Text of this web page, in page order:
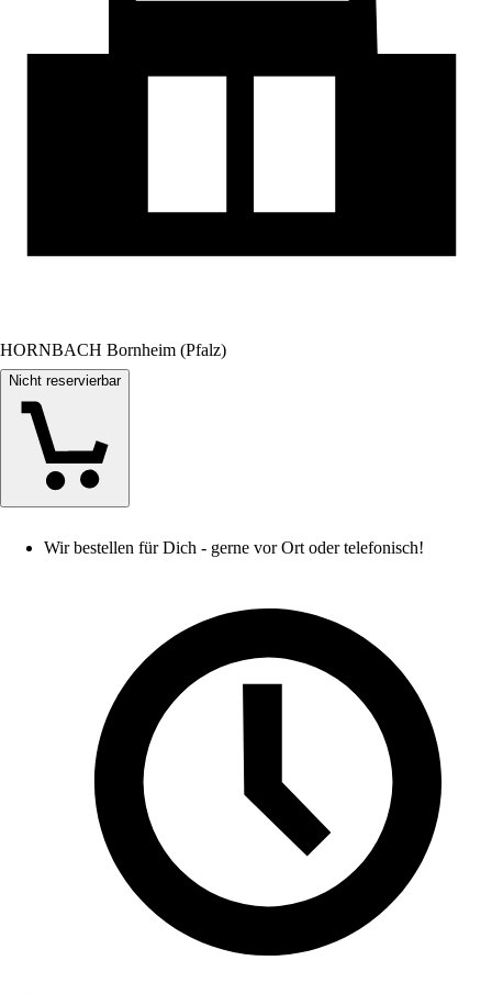
HORNBACH Bornheim (Pfalz)
Nicht reservierbar
Wir bestellen für Dich - gerne vor Ort oder telefonisch!